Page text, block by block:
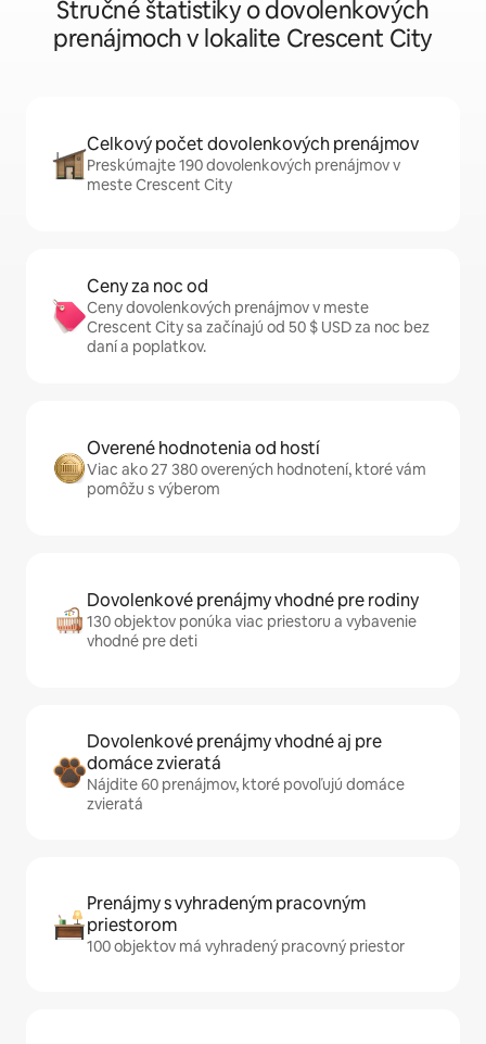
Stručné štatistiky o dovolenkových
prenájmoch v lokalite Crescent City
Celkový počet dovolenkových prenájmov
Preskúmajte 190 dovolenkových prenájmov v
meste Crescent City
Ceny za noc od
Ceny dovolenkových prenájmov v meste
Crescent City sa začínajú od 50 $ USD za noc bez
daní a poplatkov.
Overené hodnotenia od hostí
Viac ako 27 380 overených hodnotení, ktoré vám
pomôžu s výberom
Dovolenkové prenájmy vhodné pre rodiny
130 objektov ponúka viac priestoru a vybavenie
vhodné pre deti
Dovolenkové prenájmy vhodné aj pre
domáce zvieratá
Nájdite 60 prenájmov, ktoré povoľujú domáce
zvieratá
Prenájmy s vyhradeným pracovným
priestorom
100 objektov má vyhradený pracovný priestor